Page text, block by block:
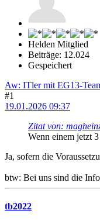
Helden Mitglied
Beiträge: 12.024
Gespeichert
Aw: ITler mit EG13-
#1
19.01.2026 09:37
Zitat von:
Wenn einem jetzt
Ja, sofern die
btw: Bei uns sind die
tb2022